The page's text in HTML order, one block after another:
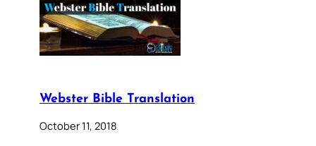
Webster Bible Translation
October 11, 2018